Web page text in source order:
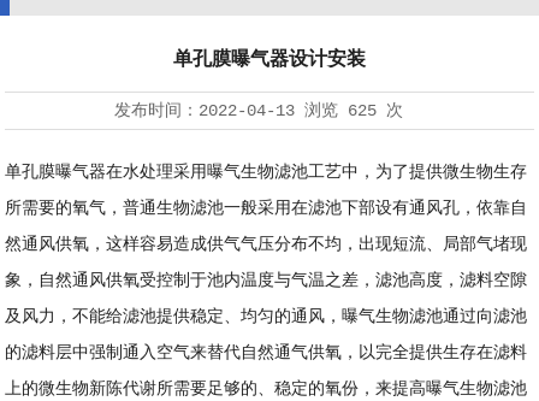
单孔膜曝气器设计安装
发布时间： 2022-04-13浏览 625 次
单孔膜曝气器在水处理采用曝气生物滤池工艺中，为了提供微生物生存
所需要的氧气，普通生物滤池一般采用在滤池下部设有通风孔，依靠自
然通风供氧，这样容易造成供气气压分布不均，出现短流、局部气堵现
象，自然通风供氧受控制于池内温度与气温之差，滤池高度，滤料空隙
及风力，不能给滤池提供稳定、均匀的通风，曝气生物滤池通过向滤池
的滤料层中强制通入空气来替代自然通气供氧，以完全提供生存在滤料
上的微生物新陈代谢所需要足够的、稳定的氧份，来提高曝气生物滤池